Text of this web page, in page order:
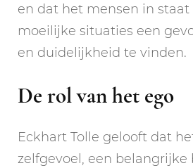
en dat het mensen in
moeilijke situaties een
en duidelijkheid te vinden.
De rol van het ego
Eckhart Tolle gelooft dat
zelfgevoel, een belangrijke